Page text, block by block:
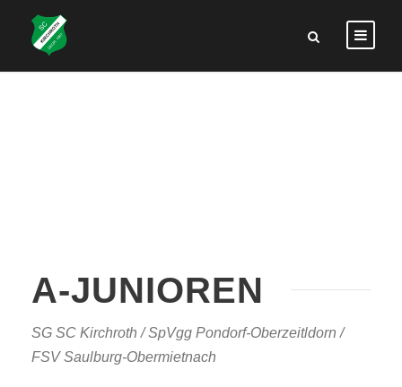
A-JUNIOREN
SG SC Kirchroth / SpVgg Pondorf-Oberzeitldorn /
FSV Saulburg-Obermietnach